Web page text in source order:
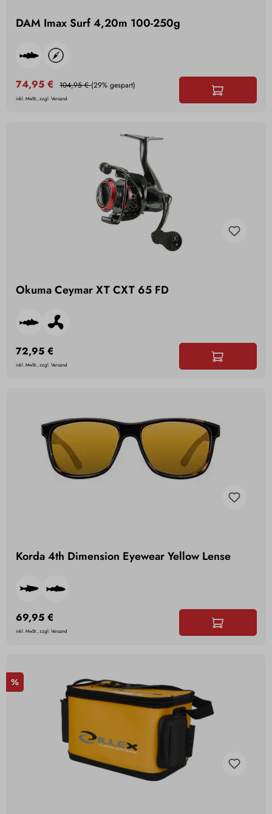
DAM Imax Surf 4,20m 100-250g
74,95 € 104,95 €(29% gespart)
inkl. MwSt., zzgl. Versand
Okuma Ceymar XT CXT 65 FD
72,95 €
inkl. MwSt., zzgl. Versand
Korda 4th Dimension Eyewear Yellow Lense
69,95 €
inkl. MwSt., zzgl. Versand
%